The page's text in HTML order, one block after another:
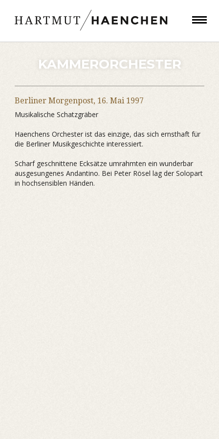
KAMMERORCHESTER
Berliner Morgenpost, 16. Mai 1997
Musikalische Schatzgräber
Haenchens Orchester ist das einzige, das sich ernsthaft für
die Berliner Musikgeschichte interessiert.
Scharf geschnittene Ecksätze umrahmten ein wunderbar
ausgesungenes Andantino. Bei Peter Rösel lag der Solopart
in hochsensiblen Händen.